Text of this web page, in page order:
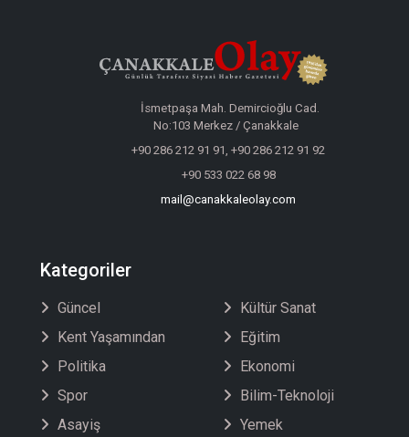
İsmetpaşa Mah. Demircioğlu Cad.
No:103 Merkez / Çanakkale
+90 286 212 91 91, +90 286 212 91 92
+90 533 022 68 98
mail@canakkaleolay.com
Kategoriler
Güncel
Kent Yaşamından
Politika
Spor
Asayiş
Kültür Sanat
Eğitim
Ekonomi
Bilim-Teknoloji
Yemek